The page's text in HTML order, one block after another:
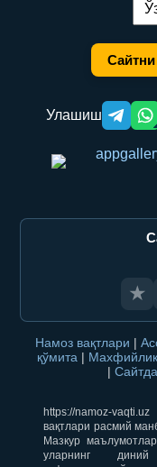
Улашиш
★
Намоз вақтлари |
қўмита |
|
https://namoz-
вақтлари расмий
Мазкур
уларнинг